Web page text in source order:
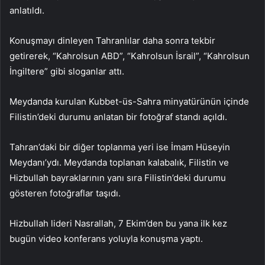
anlatıldı.
Konuşmayı dinleyen Tahranlılar daha sonra tekbir
getirerek, “Kahrolsun ABD”, “Kahrolsun İsrail”, “Kahrolsun
İngiltere” gibi sloganlar attı.
Meydanda kurulan Kubbet-üs-Sahra minyatürünün içinde
Filistin’deki durumu anlatan bir fotoğraf standı açıldı.
Tahran’daki bir diğer toplanma yeri ise İmam Hüseyin
Meydanı’ydı. Meydanda toplanan kalabalık, Filistin ve
Hizbullah bayraklarının yanı sıra Filistin’deki durumu
gösteren fotoğraflar taşıdı.
Hizbullah lideri Nasrallah, 7 Ekim’den bu yana ilk kez
bugün video konferans yoluyla konuşma yaptı.